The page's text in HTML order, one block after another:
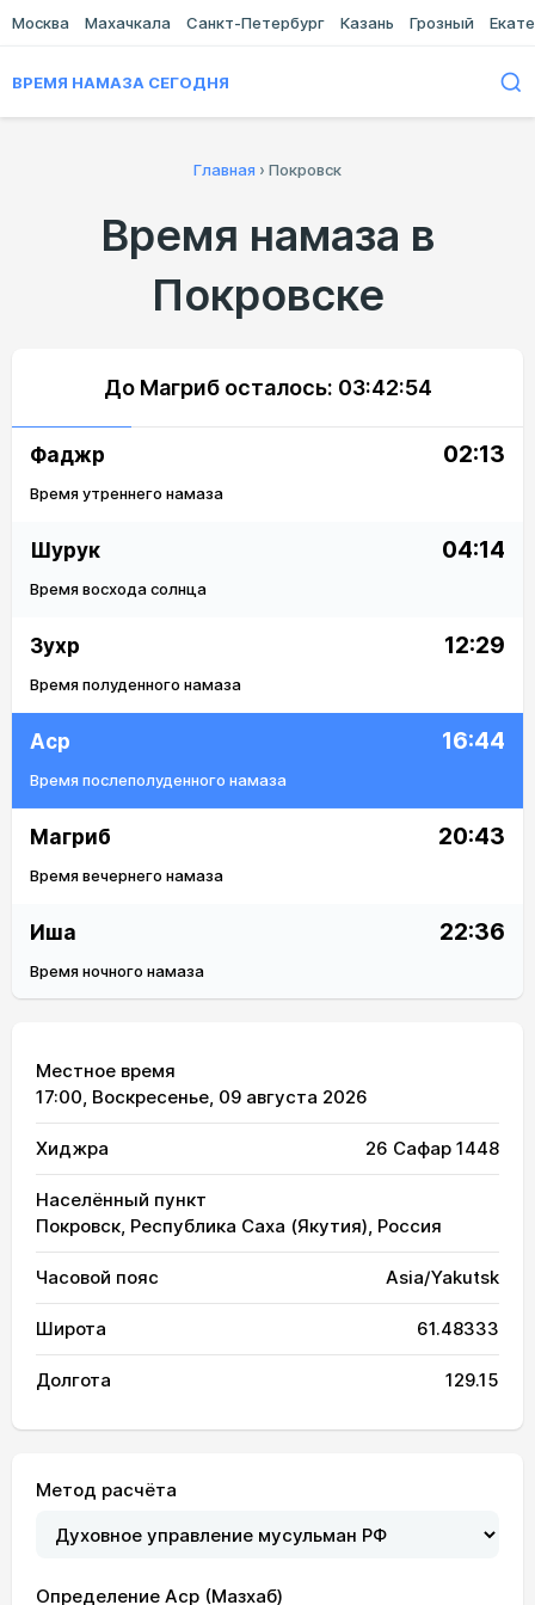
Москва Махачкала Санкт-Петербург Казань Грозный
ВРЕМЯ НАМАЗА СЕГОДНЯ
Главная › Покровск
Время намаза в
Покровске
До Магриб осталось: 03:42:54
Фаджр 02:13
Время утреннего намаза
Шурук 04:14
Время восхода солнца
Зухр 12:29
Время полуденного намаза
Аср 16:44
Время послеполуденного намаза
Магриб 20:43
Время вечернего намаза
Иша 22:36
Время ночного намаза
Местное время
17:00, Воскресенье, 09 августа 2026
Хиджра 26 Сафар 1448
Населённый пункт
Покровск, Республика Саха (Якутия), Россия
Часовой пояс Asia/Yakutsk
Широта 61.48333
Долгота 129.15
Метод расчёта
Определение Аср (Мазхаб)